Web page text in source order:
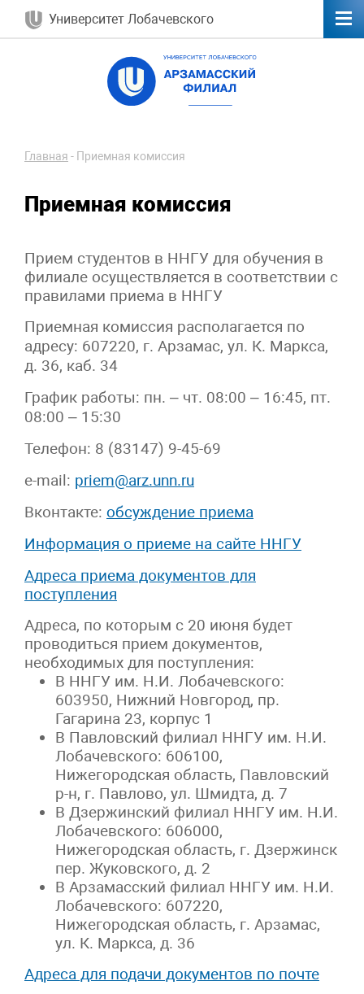
Университет Лобачевского
Главная - Приемная комиссия
Приемная комиссия
Прием студентов в ННГУ для обучения в
филиале осуществляется в соответствии с
правилами приема в ННГУ
Приемная комиссия располагается по
адресу: 607220, г. Арзамас, ул. К. Маркса,
д. 36, каб. 34
График работы: пн. – чт. 08:00 – 16:45, пт.
08:00 – 15:30
Телефон: 8 (83147) 9-45-69
e-mail: priem@arz.unn.ru
Вконтакте: обсуждение приема
Информация о приеме на сайте ННГУ
Адреса приема документов для
поступления
Адреса, по которым с 20 июня будет
проводиться прием документов,
необходимых для поступления:
В ННГУ им. Н.И. Лобачевского:
603950, Нижний Новгород, пр.
Гагарина 23, корпус 1
В Павловский филиал ННГУ им. Н.И.
Лобачевского: 606100,
Нижегородская область, Павловский
р-н, г. Павлово, ул. Шмидта, д. 7
В Дзержинский филиал ННГУ им. Н.И.
Лобачевского: 606000,
Нижегородская область, г. Дзержинск
пер. Жуковского, д. 2
В Арзамасский филиал ННГУ им. Н.И.
Лобачевского: 607220,
Нижегородская область, г. Арзамас,
ул. К. Маркса, д. 36
Адреса для подачи документов по почте